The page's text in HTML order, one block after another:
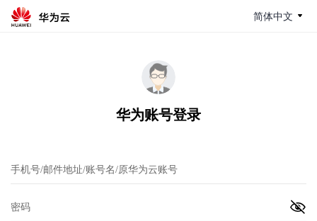
简体中文
华为账号登录